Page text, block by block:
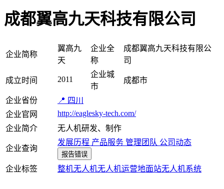
成都翼高九天科技有限公司
企业简称
翼高九
天
企业全
称
成都翼高九天科技有限公
司
成立时间 2011
企业城
市
成都市
企业省份
📍 四川
企业官网
http://eaglesky-tech.com/
企业简介
无人机研发、制作
企业查询
发展历程 产品服务 管理团队 公司动态
报告错误
企业标签 整机无人机无人机运营地面站无人机系统